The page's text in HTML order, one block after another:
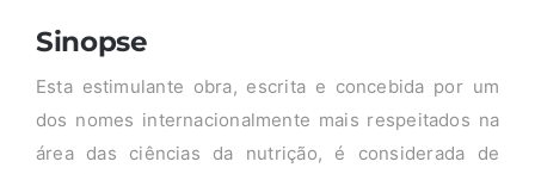
Sinopse
Esta estimulante obra, escrita e concebida por um
dos nomes internacionalmente mais respeitados na
área das ciências da nutrição, é considerada de